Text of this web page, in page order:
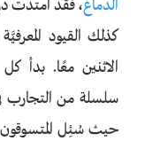
الدماغ، فقد امتدت
كذلك القيود
الاثنين معًا.
سلسلة من التجارب
حيث سُئِل